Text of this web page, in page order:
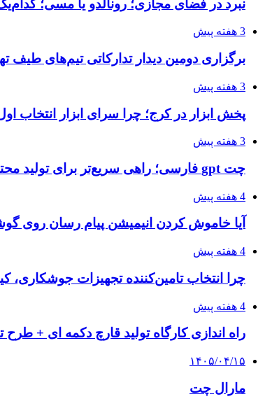
نبرد در فضای مجازی؛ رونالدو یا مسی؛
3 هفته پیش
برگزاری دومین دیدار تدارکاتی تیم‌های طیف
3 هفته پیش
پخش ابزار در کرج؛ چرا سرای ابزار
3 هفته پیش
چت gpt فارسی؛ راهی سریع‌تر برای تولید محتوای حرفه‌ای و بازاریابی هوشمند
4 هفته پیش
آیا خاموش کردن انیمیشن پیام رسان روی گوشی ۳ گیگ رم واقعا اثر دارد؟ یک
4 هفته پیش
چرا انتخاب تامین‌کننده تجهیزات جوشکاری،
4 هفته پیش
راه اندازی کارگاه تولید قارچ دکمه ای +
۱۴۰۵/۰۴/۱۵
مارال چت